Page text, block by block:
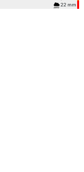
22 mm